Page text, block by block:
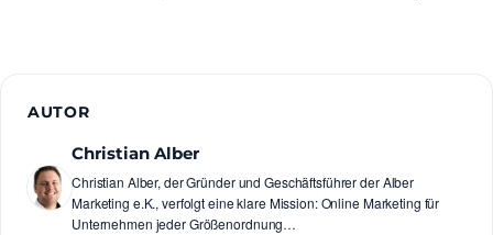
AUTOR
Christian Alber
Christian Alber, der Gründer und Geschäftsführer der Alber
Marketing e.K., verfolgt eine klare Mission: Online Marketing für
Unternehmen jeder Größenordnung…